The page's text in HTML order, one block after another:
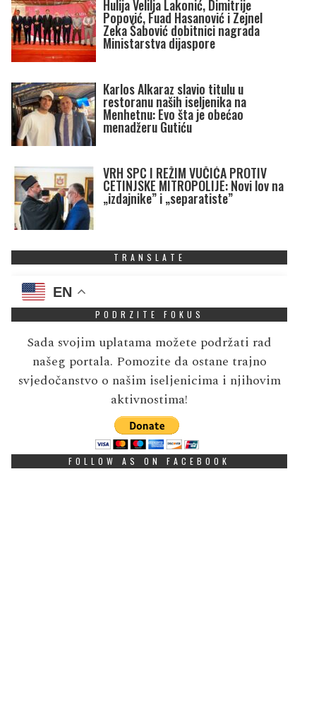
Hulija Velilja Lakonić, Dimitrije
Popović, Fuad Hasanović i Zejnel
Zeka Šabović dobitnici nagrada
Ministarstva dijaspore
Karlos Alkaraz slavio titulu u
restoranu naših iseljenika na
Menhetnu: Evo šta je obećao
menadžeru Gutiću
VRH SPC I REŽIM VUČIĆA PROTIV
CETINJSKE MITROPOLIJE: Novi lov na
„izdajnike” i „separatiste”
TRANSLATE
EN
PODRZITE FOKUS
Sada svojim uplatama možete podržati rad
našeg portala. Pomozite da ostane trajno
svjedočanstvo o našim iseljenicima i njihovim
aktivnostima!
FOLLOW AS ON FACEBOOK